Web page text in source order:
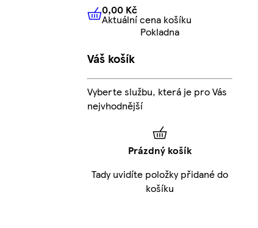
0,00 KčAktuální cena košíku
0,00 Kč
Aktuální cena košíku
Pokladna
Váš košík
Vyberte službu, která je pro Vás
nejvhodnější
Prázdný košík
Tady uvidíte položky přidané do
košíku